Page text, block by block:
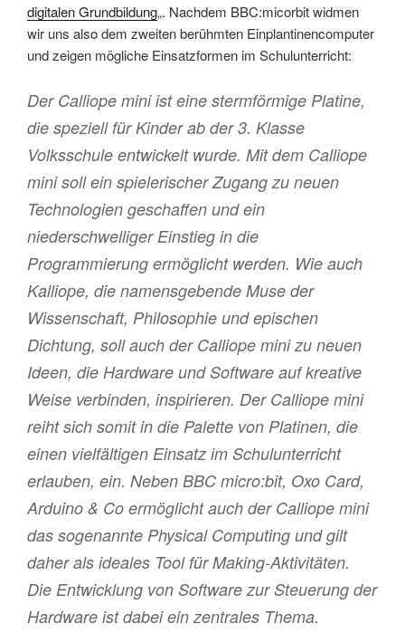
digitalen Grundbildung„. Nachdem BBC:micorbit widmen
wir uns also dem zweiten berühmten Einplantinencomputer
und zeigen mögliche Einsatzformen im Schulunterricht:
Der Calliope mini ist eine stermförmige Platine,
die speziell für Kinder ab der 3. Klasse
Volksschule entwickelt wurde. Mit dem Calliope
mini soll ein spielerischer Zugang zu neuen
Technologien geschaffen und ein
niederschwelliger Einstieg in die
Programmierung ermöglicht werden. Wie auch
Kalliope, die namensgebende Muse der
Wissenschaft, Philosophie und epischen
Dichtung, soll auch der Calliope mini zu neuen
Ideen, die Hardware und Software auf kreative
Weise verbinden, inspirieren. Der Calliope mini
reiht sich somit in die Palette von Platinen, die
einen vielfältigen Einsatz im Schulunterricht
erlauben, ein. Neben BBC micro:bit, Oxo Card,
Arduino & Co ermöglicht auch der Calliope mini
das sogenannte Physical Computing und gilt
daher als ideales Tool für Making-Aktivitäten.
Die Entwicklung von Software zur Steuerung der
Hardware ist dabei ein zentrales Thema.